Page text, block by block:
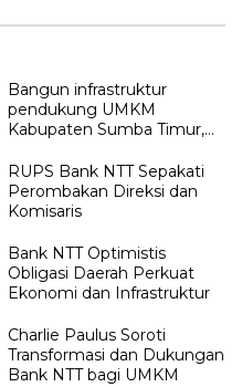
Bangun infrastruktur
pendukung UMKM
Kabupaten Sumba Timur,
208,5
RUPS Bank NTT Sepakati
Perombakan Direksi dan
Komisaris
Bank NTT Optimistis
Obligasi Daerah Perkuat
Ekonomi dan Infrastruktur
Charlie Paulus Soroti
Transformasi dan Dukungan
Bank NTT bagi UMKM